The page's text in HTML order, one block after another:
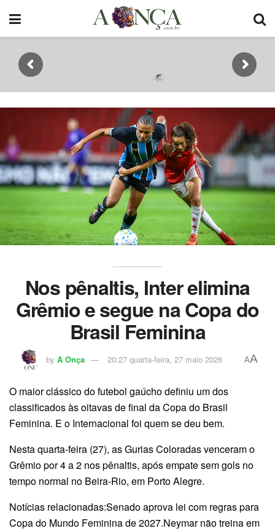
Nos pênaltis, Inter elimina
Grêmio e segue na Copa do
Brasil Feminina
by A Onça 20:27 quarta-feira, 27 maio 2026 AA
O maior clássico do futebol gaúcho definiu um dos
classificados às oitavas de final da Copa do Brasil
Feminina. E o Internacional foi quem se deu bem.
Nesta quarta-feira (27), as Gurias Coloradas venceram o
Grêmio por 4 a 2 nos pênaltis, após empate sem gols no
tempo normal no Beira-Rio, em Porto Alegre.
Notícias relacionadas:Senado aprova lei com regras para
Copa do Mundo Feminina de 2027.Neymar não treina em